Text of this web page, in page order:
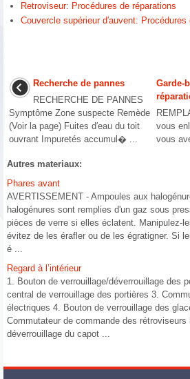
Retroviseur: Procédures de réparations
Couvercle supérieur d′auvent: Procédures
Recherche de pannes
RECHERCHE DE PANNES
Symptôme Zone suspecte Remède
(Voir la page) Fuites d′eau du toit
ouvrant Impuretés accumul� ...
Garde-
vous
vous
Autres materiaux:
Phares avant
AVERTISSEMENT - Ampoules aux
halogénures sont remplies d'un gaz sous
pièces de verre si elles éclatent. Manipulez-
évitez de les érafler ou de les égratigner. Si
é ...
Regard à l’intérieur
1. Bouton de verrouillage/déverrouillage des
central de verrouillage des portières 3.
électriques 4. Bouton de verrouillage des
Commutateur de commande des
déverrouillage du capot ...